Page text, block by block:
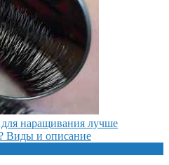
наращивания лучше
Виды и описание